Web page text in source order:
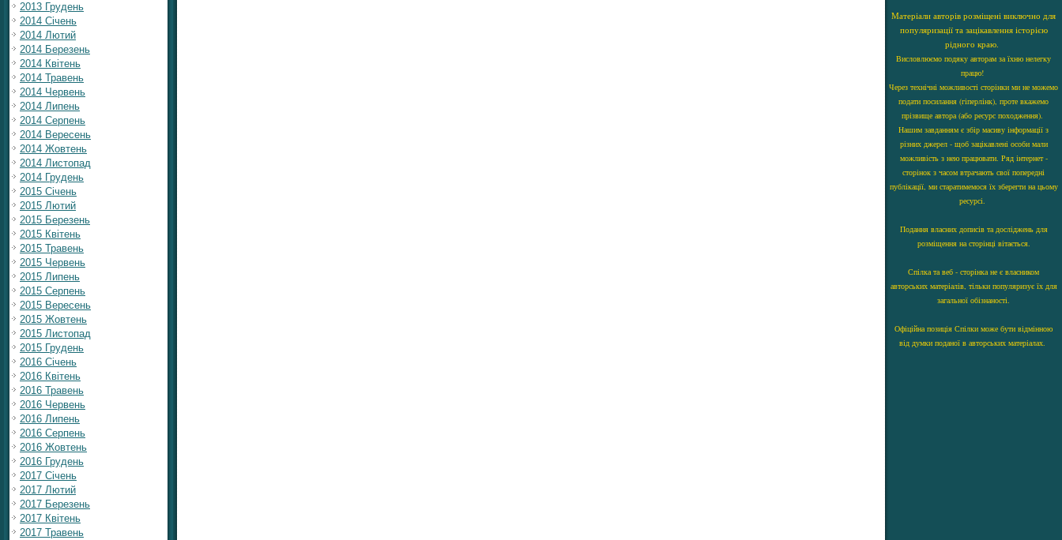
2013 Грудень
2014 Січень
2014 Лютий
2014 Березень
2014 Квітень
2014 Травень
2014 Червень
2014 Липень
2014 Серпень
2014 Вересень
2014 Жовтень
2014 Листопад
2014 Грудень
2015 Січень
2015 Лютий
2015 Березень
2015 Квітень
2015 Травень
2015 Червень
2015 Липень
2015 Серпень
2015 Вересень
2015 Жовтень
2015 Листопад
2015 Грудень
2016 Січень
2016 Квітень
2016 Травень
2016 Червень
2016 Липень
2016 Серпень
2016 Жовтень
2016 Грудень
2017 Січень
2017 Лютий
2017 Березень
2017 Квітень
2017 Травень
Матеріали авторів розміщені виключно для
популяризації та зацікавлення історією
рідного краю.
Висловлюємо подяку авторам за їхню нелегку
працю!
Через технічні можливості сторінки ми не можемо
подати посилання (гіперлінк), проте вкажемо
прізвище автора (або ресурс походження).
Нашим завданням є збір масиву інформації з
різних джерел - щоб зацікавлені особи мали
можливість з нею працювати. Ряд інтернет -
сторінок з часом втрачають свої попередні
публікації, ми старатимемося їх зберегти на цьому
ресурсі.
Подання власних дописів та досліджень для
розміщення на сторінці вітається.
Спілка та веб - сторінка не є власником
авторських матеріалів, тільки популяризує їх для
загальної обізнаності.
Офіційна позиція Спілки може бути відмінною
від думки поданої в авторських матеріалах.